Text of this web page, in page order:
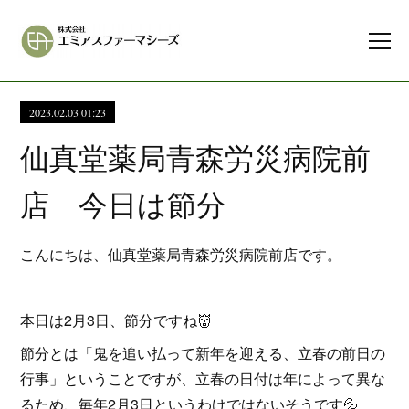
2023.02.03 01:23
仙真堂薬局青森労災病院前
店 今日は節分
こんにちは、仙真堂薬局青森労災病院前店です。
本日は2月3日、節分ですね👹
節分とは「鬼を追い払って新年を迎える、立春の前日の
行事」ということですが、立春の日付は年によって異な
るため、毎年2月3日というわけではないそうです💦